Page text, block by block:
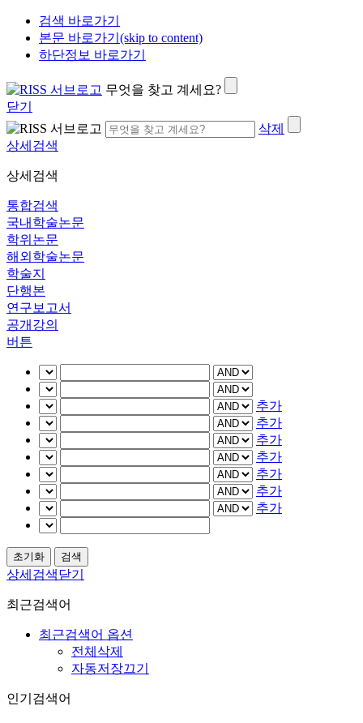
검색 바로가기
본문 바로가기(skip to content)
하단정보 바로가기
무엇을 찾고 계세요?
닫기
삭제
상세검색
상세검색
통합검색
국내학술논문
학위논문
해외학술논문
학술지
단행본
연구보고서
공개강의
버튼
추가
추가
추가
추가
추가
추가
추가
상세검색닫기
최근검색어
최근검색어 옵션
전체삭제
자동저장끄기
인기검색어